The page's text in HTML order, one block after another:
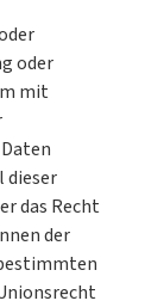
oder
mit
dieser
das Recht
der